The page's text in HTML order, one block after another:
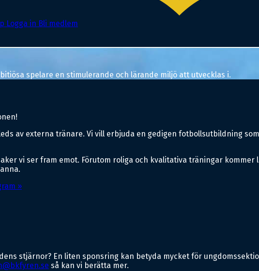
Logga in Bli medlem
spelare en stimulerande och lärande miljö att utvecklas i.
av externa tränare. Vi vill erbjuda en gedigen fotbollsutbildning
vi ser fram emot. Förutom roliga och kvalitativa träningar
»
stjärnor? En liten sponsring kan betyda mycket för
så kan vi berätta mer.